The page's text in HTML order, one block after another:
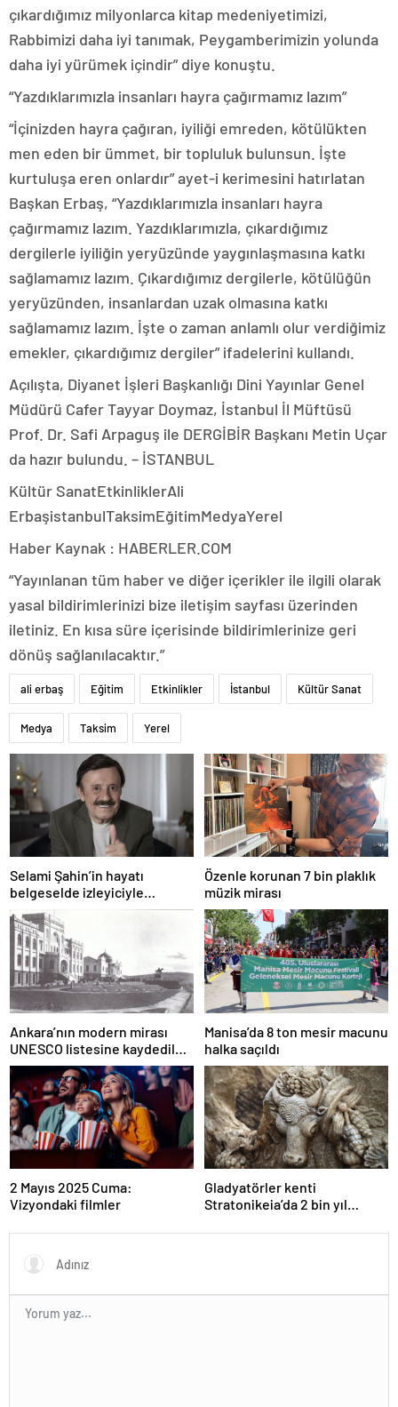
çıkardığımız milyonlarca kitap medeniyetimizi,
Rabbimizi daha iyi tanımak, Peygamberimizin yolunda
daha iyi yürümek içindir” diye konuştu.
“Yazdıklarımızla insanları hayra çağırmamız lazım”
“İçinizden hayra çağıran, iyiliği emreden, kötülükten
men eden bir ümmet, bir topluluk bulunsun. İşte
kurtuluşa eren onlardır” ayet-i kerimesini hatırlatan
Başkan Erbaş, “Yazdıklarımızla insanları hayra
çağırmamız lazım. Yazdıklarımızla, çıkardığımız
dergilerle iyiliğin yeryüzünde yaygınlaşmasına katkı
sağlamamız lazım. Çıkardığımız dergilerle, kötülüğün
yeryüzünden, insanlardan uzak olmasına katkı
sağlamamız lazım. İşte o zaman anlamlı olur verdiğimiz
emekler, çıkardığımız dergiler” ifadelerini kullandı.
Açılışta, Diyanet İşleri Başkanlığı Dini Yayınlar Genel
Müdürü Cafer Tayyar Doymaz, İstanbul İl Müftüsü
Prof. Dr. Safi Arpaguş ile DERGİBİR Başkanı Metin Uçar
da hazır bulundu. – İSTANBUL
Kültür SanatEtkinliklerAli
ErbaşistanbulTaksimEğitimMedyaYerel
Haber Kaynak : HABERLER.COM
“Yayınlanan tüm haber ve diğer içerikler ile ilgili olarak
yasal bildirimlerinizi bize iletişim sayfası üzerinden
iletiniz. En kısa süre içerisinde bildirimlerinize geri
dönüş sağlanılacaktır.”
ali erbaş Eğitim Etkinlikler İstanbul Kültür Sanat
Medya Taksim Yerel
Selami Şahin’in hayatı
belgeselde izleyiciyle
buluşacak
Özenle korunan 7 bin plaklık
müzik mirası
Ankara’nın modern mirası
UNESCO listesine kaydedildi;
Türkiye’nin listedeki varlık
sayısı 80 oldu
Manisa’da 8 ton mesir macunu
halka saçıldı
2 Mayıs 2025 Cuma:
Vizyondaki filmler
Gladyatörler kenti
Stratonikeia’da 2 bin yıl
bulundu